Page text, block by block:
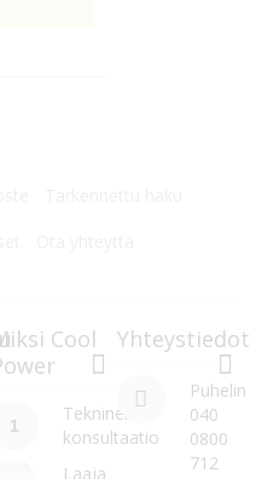
Cool
1
Tekninen
konsultaatio
Laaja
Yhteystiedot
Puhelin
040
0800
712